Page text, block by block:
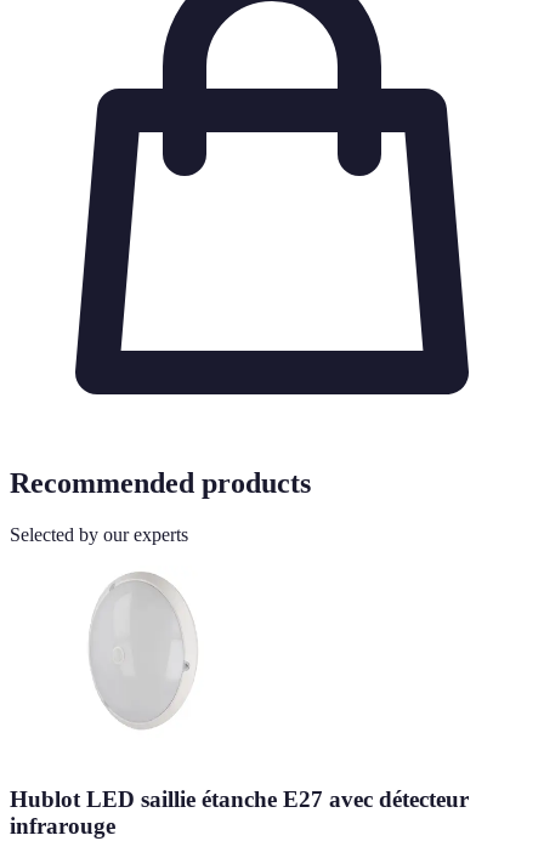
Recommended products
Selected by our experts
Hublot LED saillie étanche E27 avec détecteur
infrarouge